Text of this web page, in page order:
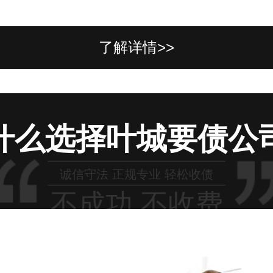
了解详情>>
么选择叶城要债公
诚信守法 正规专业 轻松收债
不成功 不收费